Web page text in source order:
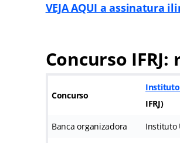
VEJA AQUI a assinatura
Concurso IFRJ:
Concurso
Instituto
IFRJ)
Banca organizadora Instituto